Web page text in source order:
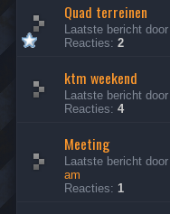
Quad terreinen
Laatste bericht door
Reacties: 2
ktm weekend
Laatste bericht door
Reacties: 4
Meeting
Laatste bericht door
am
Reacties: 1